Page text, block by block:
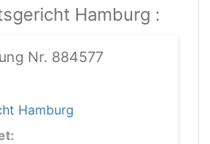
Hamburg :
Nr. 884577
Hamburg